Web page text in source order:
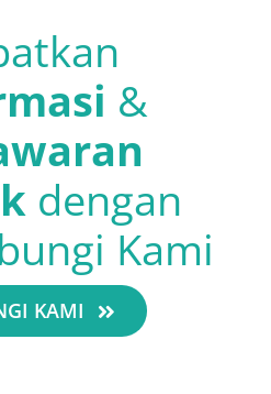
&
dengan
Kami
KAMI